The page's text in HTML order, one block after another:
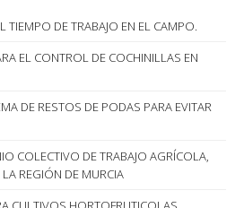
TIEMPO DE TRABAJO EN EL CAMPO.
EL CONTROL DE COCHINILLAS EN
DE RESTOS DE PODAS PARA EVITAR
COLECTIVO DE TRABAJO AGRÍCOLA,
REGIÓN DE MURCIA